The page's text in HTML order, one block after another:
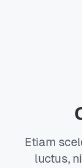
Etiam
luctus,